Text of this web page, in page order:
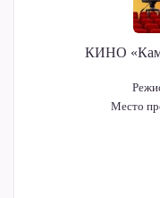
КИНО
Место